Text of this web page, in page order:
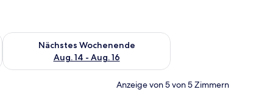
Aug. 7 - Aug. 9.
Nächstes Wochenende
Aug. 14 - Aug. 16
Überprüfe die Verfügbarkeit für nächstes Wochenende, Aug.
Anzeige von 5 von 5 Zimmern